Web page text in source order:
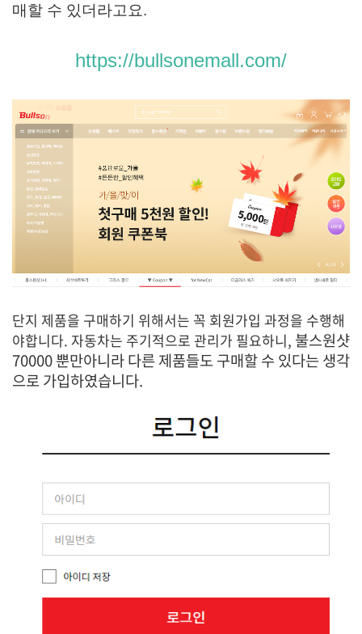
매할 수 있더라고요.
https://bullsonemall.com/
단지 제품을 구매하기 위해서는 꼭 회원가입 과정을 수행해
야합니다. 자동차는 주기적으로 관리가 필요하니, 불스원샷
70000 뿐만아니라 다른 제품들도 구매할 수 있다는 생각
으로 가입하였습니다.